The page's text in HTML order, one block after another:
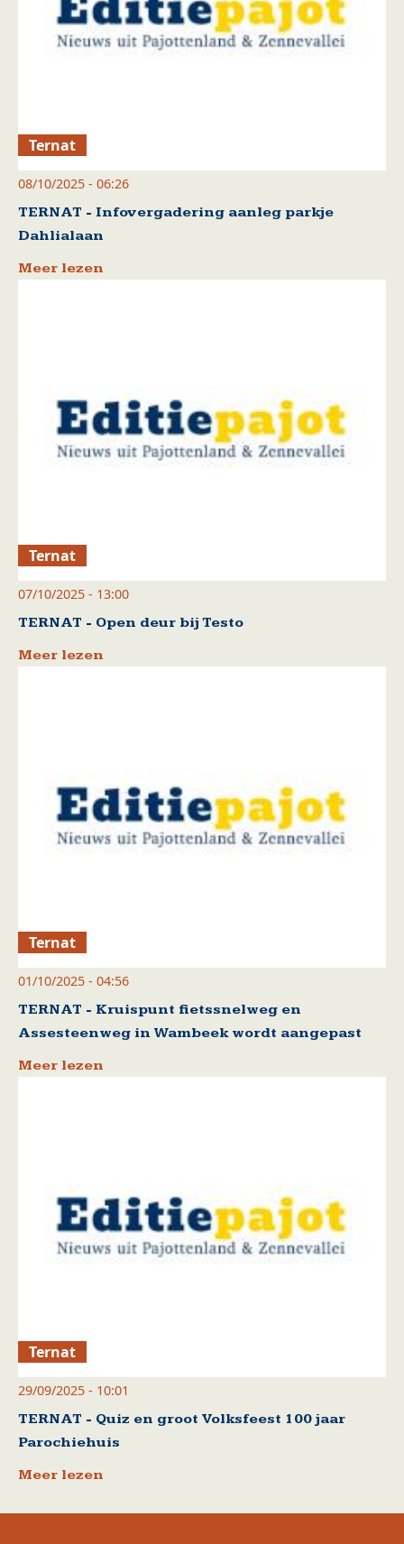
Ternat
08/10/2025 - 06:26
TERNAT - Infovergadering aanleg parkje
Dahlialaan
Meer lezen
Ternat
07/10/2025 - 13:00
TERNAT - Open deur bij Testo
Meer lezen
Ternat
01/10/2025 - 04:56
TERNAT - Kruispunt fietssnelweg en
Assesteenweg in Wambeek wordt aangepast
Meer lezen
Ternat
29/09/2025 - 10:01
TERNAT - Quiz en groot Volksfeest 100 jaar
Parochiehuis
Meer lezen